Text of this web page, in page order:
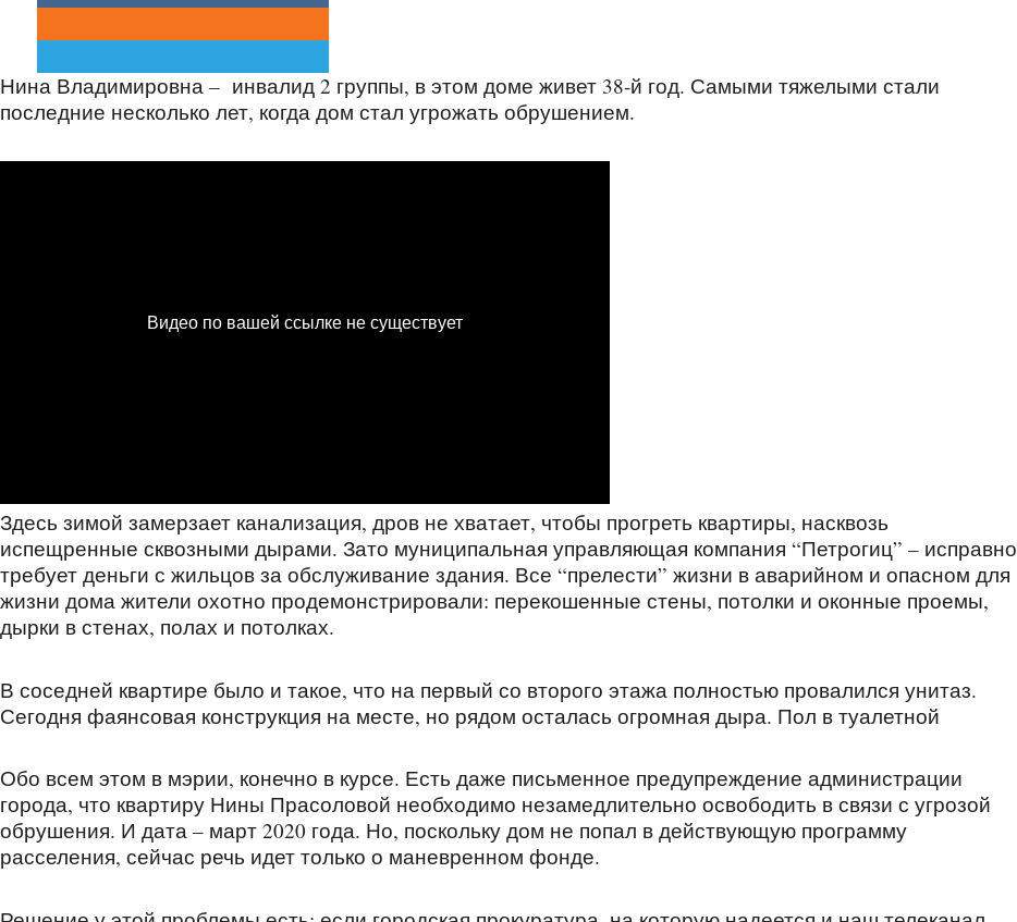
Нина Владимировна – инвалид 2 группы, в этом доме живет 38-й год. Самыми тяжелыми стали
последние несколько лет, когда дом стал угрожать обрушением.
Здесь зимой замерзает канализация, дров не хватает, чтобы прогреть квартиры, насквозь
испещренные сквозными дырами. Зато муниципальная управляющая компания “Петрогиц” – исправно
требует деньги с жильцов за обслуживание здания. Все “прелести” жизни в аварийном и опасном для
жизни дома жители охотно продемонстрировали: перекошенные стены, потолки и оконные проемы,
дырки в стенах, полах и потолках.
В соседней квартире было и такое, что на первый со второго этажа полностью провалился унитаз.
Сегодня фаянсовая конструкция на месте, но рядом осталась огромная дыра. Пол в туалетной
Обо всем этом в мэрии, конечно в курсе. Есть даже письменное предупреждение администрации
города, что квартиру Нины Прасоловой необходимо незамедлительно освободить в связи с угрозой
обрушения. И дата – март 2020 года. Но, поскольку дом не попал в действующую программу
расселения, сейчас речь идет только о маневренном фонде.